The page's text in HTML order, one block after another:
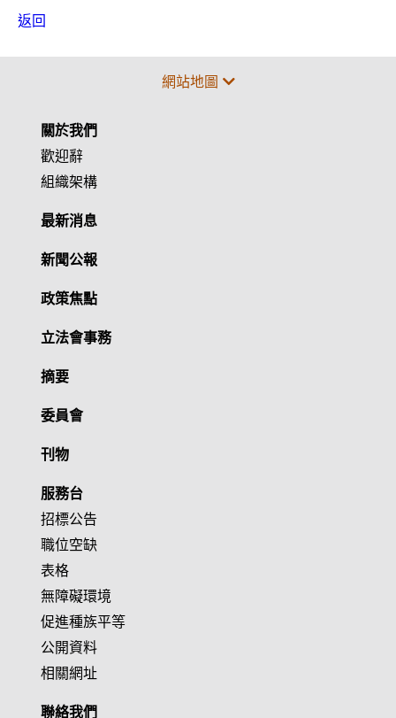
返回
網站地圖
關於我們
歡迎辭
組織架構
最新消息
新聞公報
政策焦點
立法會事務
摘要
委員會
刊物
服務台
招標公告
職位空缺
表格
無障礙環境
促進種族平等
公開資料
相關網址
聯絡我們